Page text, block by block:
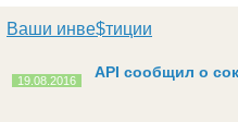
Ваши инве$тиции
19.08.2016 API сообщил о